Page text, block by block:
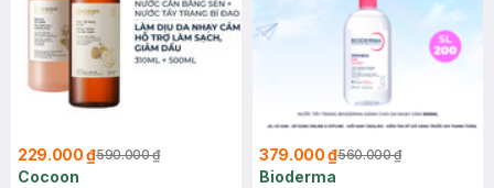
229.000 ₫590.000 ₫
Cocoon
379.000 ₫560.000 ₫
Bioderma